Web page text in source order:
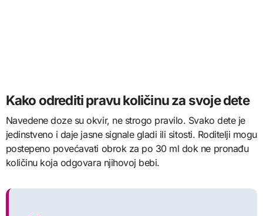
Kako odrediti pravu količinu za svoje dete
Navedene doze su okvir, ne strogo pravilo. Svako dete je
jedinstveno i daje jasne signale gladi ili sitosti. Roditelji mogu
postepeno povećavati obrok za po 30 ml dok ne pronađu
količinu koja odgovara njihovoj bebi.